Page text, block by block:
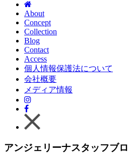
About
Concept
Collection
Blog
Contact
Access
個人情報保護法について
会社概要
メディア情報
アンジェリーナスタッフブ